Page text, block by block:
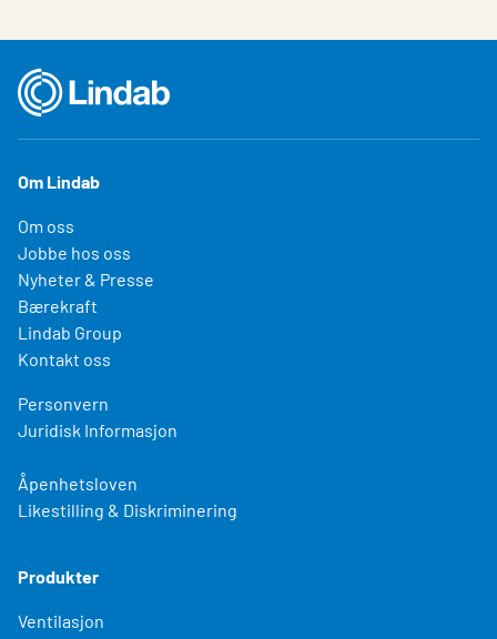
Om Lindab
Om oss
Jobbe hos oss
Nyheter & Presse
Bærekraft
Lindab Group
Kontakt oss
Personvern
Juridisk Informasjon
Åpenhetsloven
Likestilling & Diskriminering
Produkter
Ventilasjon